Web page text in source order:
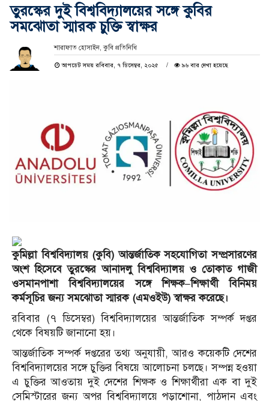
তুরস্কের দুই বিশ্ববিদ্যালয়ের সঙ্গে কুবির
সমঝোতা স্মারক চুক্তি স্বাক্ষর
শারাফাত হোসাইন, কুবি প্রতিনিধি
আপডেট সময় রবিবার, ৭ ডিসেম্বর, ২০২৫ ৯৬ বার দেখা হয়েছে
কুমিল্লা বিশ্ববিদ্যালয় (কুবি) আন্তর্জাতিক সহযোগিতা সম্প্রসারণের
অংশ হিসেবে তুরস্কের আনাদলু বিশ্ববিদ্যালয় ও তোকাত গাজী
ওসমানপাশা বিশ্ববিদ্যালয়ের সঙ্গে শিক্ষক–শিক্ষার্থী বিনিময়
কর্মসূচির জন্য সমঝোতা স্মারক (এমওইউ) স্বাক্ষর করেছে।
রবিবার (৭ ডিসেম্বর) বিশ্ববিদ্যালয়ের আন্তর্জাতিক সম্পর্ক দপ্তর
থেকে বিষয়টি জানানো হয়।
আন্তর্জাতিক সম্পর্ক দপ্তরের তথ্য অনুযায়ী, আরও কয়েকটি দেশের
বিশ্ববিদ্যালয়ের সঙ্গে চুক্তির বিষয়ে আলোচনা চলছে। সম্পন্ন হওয়া
এ চুক্তির আওতায় দুই দেশের শিক্ষক ও শিক্ষার্থীরা এক বা দুই
সেমিস্টারের জন্য অপর বিশ্ববিদ্যালয়ে পড়াশোনা, পাঠদান এবং